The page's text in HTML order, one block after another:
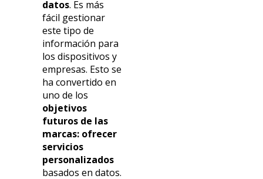
datos. Es más
fácil gestionar
este tipo de
información para
los dispositivos y
empresas. Esto se
ha convertido en
uno de los
objetivos
futuros de las
marcas: ofrecer
servicios
personalizados
basados en datos.